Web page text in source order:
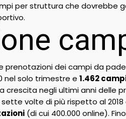
per struttura che dovrebbe
prenotazioni dei campi da
nel solo trimestre e 1.462
crescita negli ultimi anni delle
volte di più rispetto al
(di cui 400.000 online).